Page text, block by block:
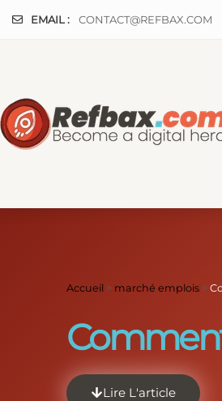
EMAIL : CONTACT@REFBAX.COM
Accueil > marché emplois >
Lire L'article